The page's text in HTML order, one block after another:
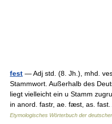
fest — Adj std. (8. Jh.), mhd.
Stammwort. Außerhalb des
liegt vielleicht ein u Stamm
in anord. fastr, ae. fæst, as.
Etymologisches Wörterbuch der